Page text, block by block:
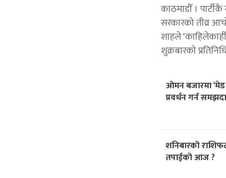
काठमाडौँ ।
सरकारको तीव्र
शाहले
शुक्रबारको
ओमन बजारमा
प्रवर्धन गर्न
शनिबारको
तपाईको आज ?